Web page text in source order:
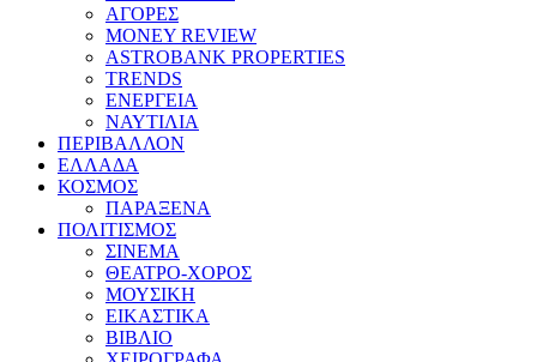
ΑΓΟΡΕΣ
MONEY REVIEW
ASTROBANK PROPERTIES
TRENDS
ΕΝΕΡΓΕΙΑ
ΝΑΥΤΙΛΙΑ
ΠΕΡΙΒΑΛΛΟΝ
ΕΛΛΑΔΑ
ΚΟΣΜΟΣ
ΠΑΡΑΞΕΝΑ
ΠΟΛΙΤΙΣΜΟΣ
ΣΙΝΕΜΑ
ΘΕΑΤΡΟ-ΧΟΡΟΣ
ΜΟΥΣΙΚΗ
ΕΙΚΑΣΤΙΚΑ
ΒΙΒΛΙΟ